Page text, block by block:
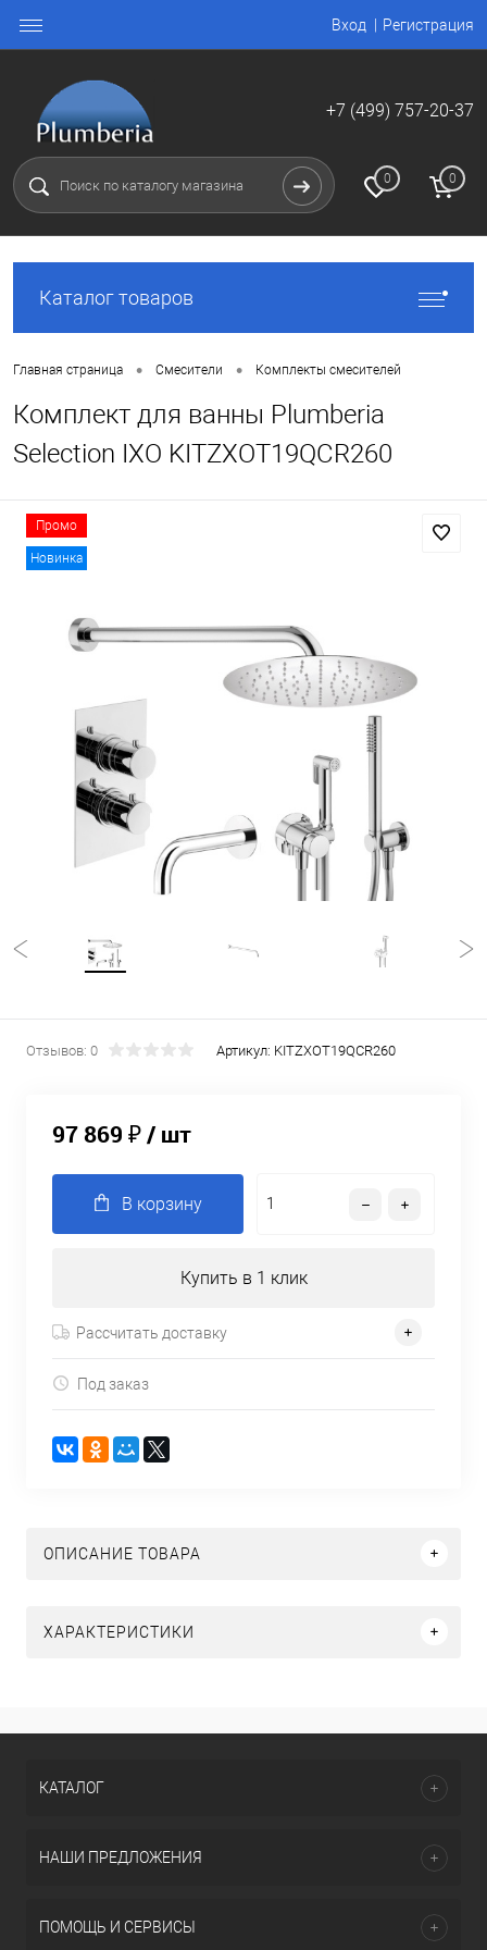
Вход Регистрация
+7 (499) 757-20-37
0 0
Каталог товаров
Главная страница • Смесители • Комплекты смесителей
Комплект для ванны Plumberia
Selection IXO KITZXOT19QCR260
Промо
Новинка
Отзывов: 0 Артикул: KITZXOT19QCR260
97 869 ₽/ шт
В корзину
Купить в 1 клик
Рассчитать доставку
Под заказ
ОПИСАНИЕ ТОВАРА
ХАРАКТЕРИСТИКИ
КАТАЛОГ
НАШИ ПРЕДЛОЖЕНИЯ
ПОМОЩЬ И СЕРВИСЫ